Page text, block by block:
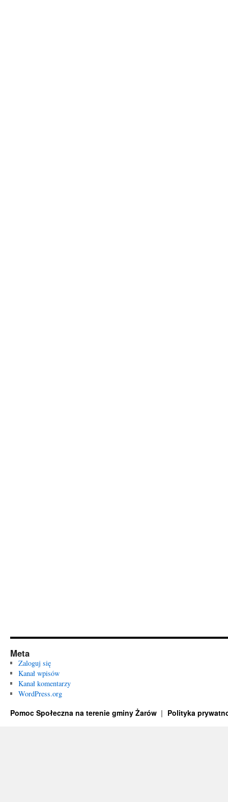
Meta
Zaloguj się
Kanał wpisów
Kanał komentarzy
WordPress.org
Pomoc Społeczna na terenie gminy Żarów Polityka